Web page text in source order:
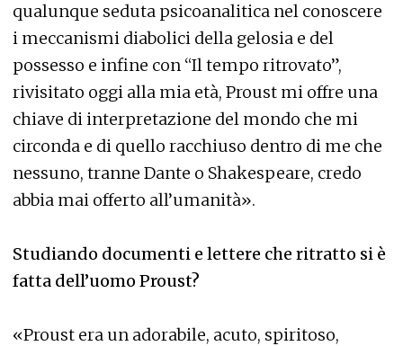
qualunque seduta psicoanalitica nel conoscere
i meccanismi diabolici della gelosia e del
possesso e infine con “Il tempo ritrovato”,
rivisitato oggi alla mia età, Proust mi offre una
chiave di interpretazione del mondo che mi
circonda e di quello racchiuso dentro di me che
nessuno, tranne Dante o Shakespeare, credo
abbia mai offerto all’umanità».
Studiando documenti e lettere che ritratto si è
fatta dell’uomo Proust?
«Proust era un adorabile, acuto, spiritoso,